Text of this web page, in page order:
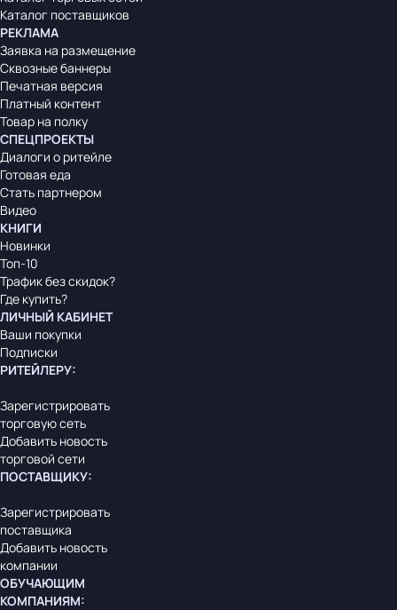
Каталог поставщиков
РЕКЛАМА
Заявка на размещение
Сквозные баннеры
Печатная версия
Платный контент
Товар на полку
СПЕЦПРОЕКТЫ
Диалоги о ритейле
Готовая еда
Стать партнером
Видео
КНИГИ
Новинки
Топ-10
Трафик без скидок?
Где купить?
ЛИЧНЫЙ КАБИНЕТ
Ваши покупки
Подписки
РИТЕЙЛЕРУ:
Зарегистрировать
торговую сеть
Добавить новость
торговой сети
ПОСТАВЩИКУ:
Зарегистрировать
поставщика
Добавить новость
компании
ОБУЧАЮЩИМ
КОМПАНИЯМ: